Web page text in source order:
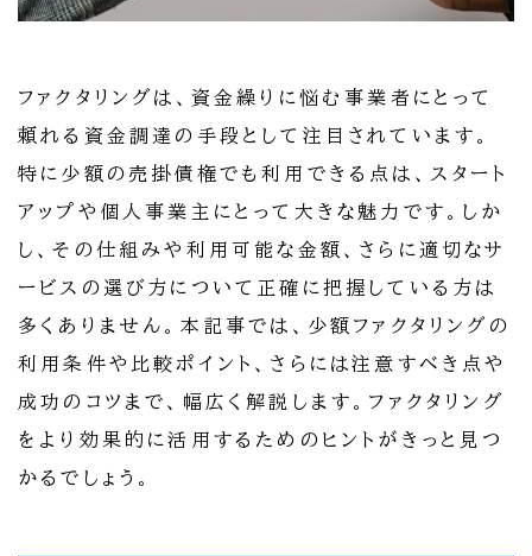
ファクタリングは、資金繰りに悩む事業者にとって
頼れる資金調達の手段として注目されています。
特に少額の売掛債権でも利用できる点は、スタート
アップや個人事業主にとって大きな魅力です。しか
し、その仕組みや利用可能な金額、さらに適切なサ
ービスの選び方について正確に把握している方は
多くありません。本記事では、少額ファクタリングの
利用条件や比較ポイント、さらには注意すべき点や
成功のコツまで、幅広く解説します。ファクタリング
をより効果的に活用するためのヒントがきっと見つ
かるでしょう。